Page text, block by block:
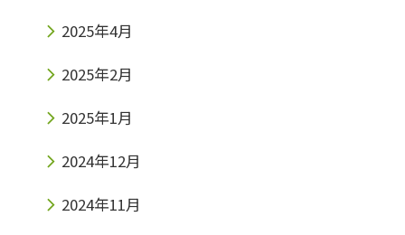
2025年4月
2025年2月
2025年1月
2024年12月
2024年11月